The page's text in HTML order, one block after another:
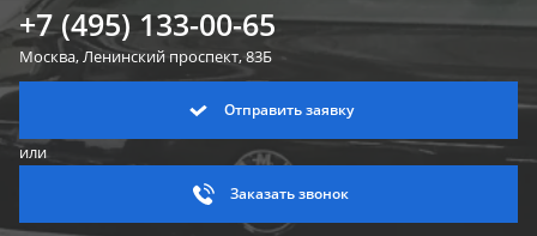
+7 (495) 133-00-65
Москва, Ленинскийпроспект, 83Б
Отправить заявку
или
Заказать звонок